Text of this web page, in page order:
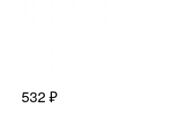
532 ₽